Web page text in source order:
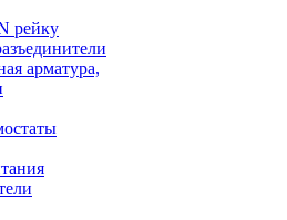
рейку
арматура,